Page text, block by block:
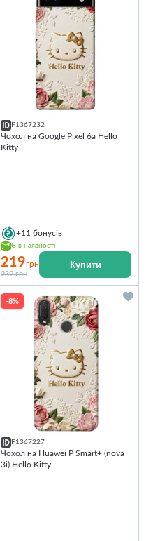
F1367232
Чохол на Google Pixel 6a Hello
Kitty
+11 бонусів
Є в наявності
219грн
239 грн
Купити
-8%
F1367227
Чохол на Huawei P Smart+ (nova
3i) Hello Kitty